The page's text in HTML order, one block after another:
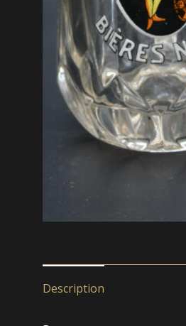
Description